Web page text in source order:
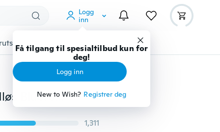
Logg
inn
Få tilgang til spesialtilbud kun for
deg!
Logg inn
New to Wish? Registrer deg
Gadgets Verktøy
Fashion CasualNew Bluetooth Headset Universal trådløs Bluetooth Stereo Sportshodetelefon med mikrofon-ørepropper
1,311